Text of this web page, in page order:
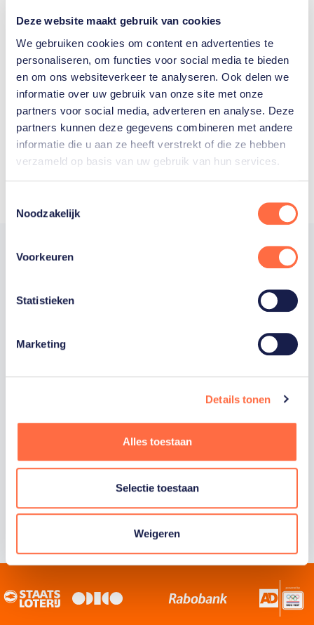
Deze website maakt gebruik van cookies
We gebruiken cookies om content en advertenties te
personaliseren, om functies voor social media te bieden
en om ons websiteverkeer te analyseren. Ook delen we
informatie over uw gebruik van onze site met onze
partners voor social media, adverteren en analyse. Deze
partners kunnen deze gegevens combineren met andere
informatie die u aan ze heeft verstrekt of die ze hebben
verzameld op basis van uw gebruik van hun services.
Noodzakelijk
Voorkeuren
Statistieken
Marketing
Details tonen
Alles toestaan
Selectie toestaan
Weigeren
Welke Nederlanders hebben er
ooit meegedaan aan de
Olympische Spelen?
Trotse hoofdsponsor
Staatsloterij is trotse hoofdsponsor van
sportiefste land van de wereld maken.